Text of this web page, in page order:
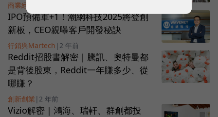
商業經營
IPO預備軍+1！潮網科技2025將登創
新板，CEO親曝客戶開發秘訣
行銷與Martech | 2 年前
Reddit招股書解密｜騰訊、奧特曼都
是背後股東，Reddit一年賺多少、從
哪賺？
創新創業 | 2 年前
Vizio解密｜鴻海、瑞軒、群創都投